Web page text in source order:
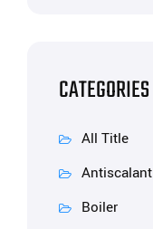
CATEGORIES
All Title
Antiscalant
Boiler